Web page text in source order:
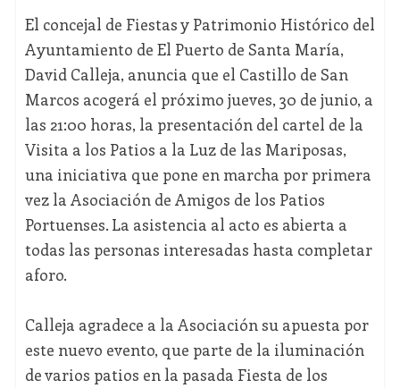
El concejal de Fiestas y Patrimonio Histórico del
Ayuntamiento de El Puerto de Santa María,
David Calleja, anuncia que el Castillo de San
Marcos acogerá el próximo jueves, 30 de junio, a
las 21:00 horas, la presentación del cartel de la
Visita a los Patios a la Luz de las Mariposas,
una iniciativa que pone en marcha por primera
vez la Asociación de Amigos de los Patios
Portuenses. La asistencia al acto es abierta a
todas las personas interesadas hasta completar
aforo.
Calleja agradece a la Asociación su apuesta por
este nuevo evento, que parte de la iluminación
de varios patios en la pasada Fiesta de los